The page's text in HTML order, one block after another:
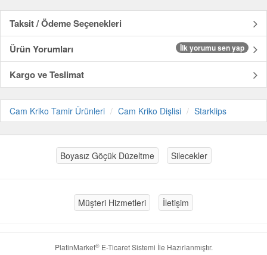
Taksit / Ödeme Seçenekleri
Ürün Yorumları
İlk yorumu sen yap
Kargo ve Teslimat
Cam Kriko Tamir Ürünleri Cam Kriko Dişlisi Starklips
Boyasız Göçük Düzeltme Silecekler
Müşteri Hizmetleri İletişim
PlatinMarket®E-Ticaret Sistemi İle Hazırlanmıştır.